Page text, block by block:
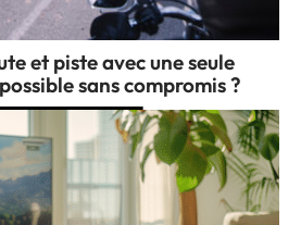
et piste avec une seule
sans compromis ?